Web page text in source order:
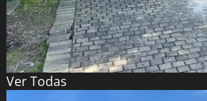
VerTodas